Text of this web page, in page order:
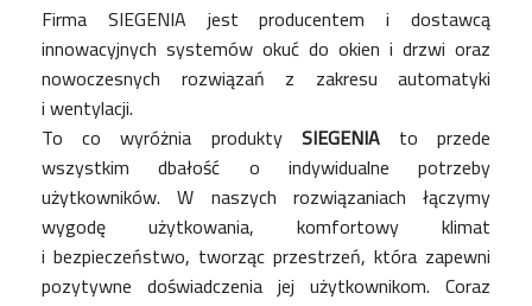
Firma SIEGENIA jest producentem i dostawcą
innowacyjnych systemów okuć do okien i drzwi oraz
nowoczesnych rozwiązań z zakresu automatyki
i wentylacji.
To co wyróżnia produkty SIEGENIAto przede
wszystkim dbałość o indywidualne potrzeby
użytkowników. W naszych rozwiązaniach łączymy
wygodę użytkowania, komfortowy klimat
i bezpieczeństwo, tworząc przestrzeń, która zapewni
pozytywne doświadczenia jej użytkownikom. Coraz